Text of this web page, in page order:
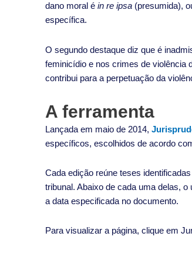
dano moral é in re ipsa (presumida),
específica.
O segundo destaque diz que é
feminicídio e nos crimes de violência
contribui para a perpetuação da
A ferramenta
Lançada em maio de 2014,
específicos, escolhidos de acordo
Cada edição reúne teses
tribunal. Abaixo de cada uma delas,
a data especificada no documento.
Para visualizar a página, clique em